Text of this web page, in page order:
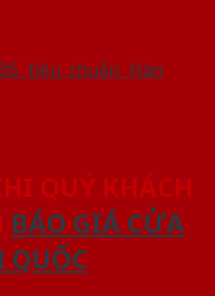
tiêu chuẩn Hàn
QUÝ KHÁCH
BÁO GIÁ CỬA